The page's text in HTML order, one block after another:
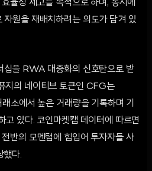
율성 제고를 목적으로 하며, 동시에
원을 재배치하려는 의도가 담겨 있
십을 RWA 대중화의 신호탄으로 받
지의 네이티브 토큰인 CFG는
소에서 높은 거래량을 기록하며 기
고 있다. 코인마켓캡 데이터에 따르면
반의 모멘텀에 힘입어 투자자들 사
했다.